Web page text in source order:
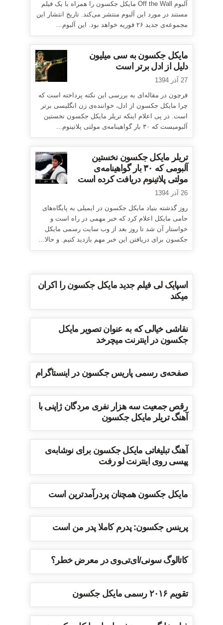
آلبوم Off the Wall مایکل جکسون را همراه با یک فیلم
مستند در مورد این آلبوم منتشر می‌کند. تاریخ انتشار این
مجموعه‌ی جدید ۲۶ فوریه خواهد بود. این آلبوم...
مایکل جکسون به سی میلیون
دلیل از ادل برتر است
27 آذر 1394
فرچون در مقاله‌ای به بررسی این نکته پرداخته است که
چرا مایکل جکسون از ادل، خواننده‌ی زن انگلیسی برتر
است. در پی اعلام اینکه تریلر مایکل جکسون نخستین
آلبومیست که ۳۰ بار گواهینامه‌ی مولتی پلاتینوم...
تریلر مایکل جکسون نخستین
آلبومی که ۳۰ بار گواهینامه‌ی
مولتی پلاتینوم دریافت کرده است
26 آذر 1394
روز گذشته بنیاد مایکل جکسون در ایمیلی به پایگاه‌های
حامی مایکل اعلام کرد که خبر مهمی در راه است و
خواستار آن شد تا روز بعد از وب سایت رسمی مایکل
جکسون برای دریافتن این خبر مهم بازدید کنیم. و حالا...
اسپایک لی فیلم جدید مایکل جکسون را اکران
میکند
نقاشی خیالی که به عنوان تصویر مایکل
جکسون در اینترنت میچرخد
صفحه‌ی رسمی پاریس جکسون در اینستاگرام
رقص جمعیت سه هزار نفری مردگان ژاپنی با
آهنگ تریلر مایکل جکسون
آهنگ تبلیغاتی مایکل جکسون برای نوشابه‌ی
پپسی روی اینترنت لو رفت
مایکل جکسون همچنان پردرآمدترین است
پرینس جکسون: پدرم کاملا پدر من است
کاتالوگ سونی/ای‌تی‌وی در معرض خطر؟
تقویم ۲۰۱۶ رسمی مایکل جکسون